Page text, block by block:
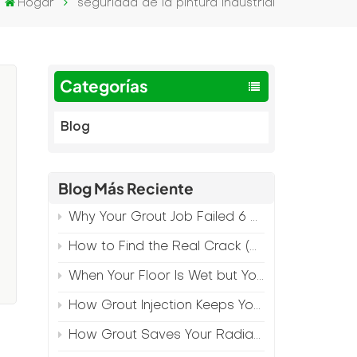
Hogar seguridad de la pintura industrial
Categorías
Blog
Blog Más Reciente
Why Your Grout Job Failed 6 Months Later (And How to Prevent It)
How to Find the Real Crack (Because What You See Isn't Always the Source)
When Your Floor Is Wet but Your Crack Is Dry
How Grout Injection Keeps Your Retail Floors Looking Fresh
How Grout Saves Your Radiant Floor from Moisture Damage